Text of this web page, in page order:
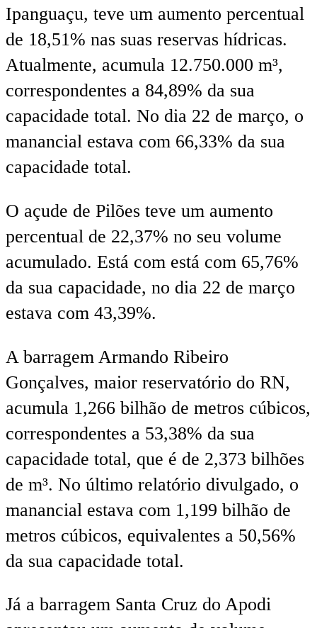
Ipanguaçu, teve um aumento percentual
de 18,51% nas suas reservas hídricas.
Atualmente, acumula 12.750.000 m³,
correspondentes a 84,89% da sua
capacidade total. No dia 22 de março, o
manancial estava com 66,33% da sua
capacidade total.
O açude de Pilões teve um aumento
percentual de 22,37% no seu volume
acumulado. Está com está com 65,76%
da sua capacidade, no dia 22 de março
estava com 43,39%.
A barragem Armando Ribeiro
Gonçalves, maior reservatório do RN,
acumula 1,266 bilhão de metros cúbicos,
correspondentes a 53,38% da sua
capacidade total, que é de 2,373 bilhões
de m³. No último relatório divulgado, o
manancial estava com 1,199 bilhão de
metros cúbicos, equivalentes a 50,56%
da sua capacidade total.
Já a barragem Santa Cruz do Apodi